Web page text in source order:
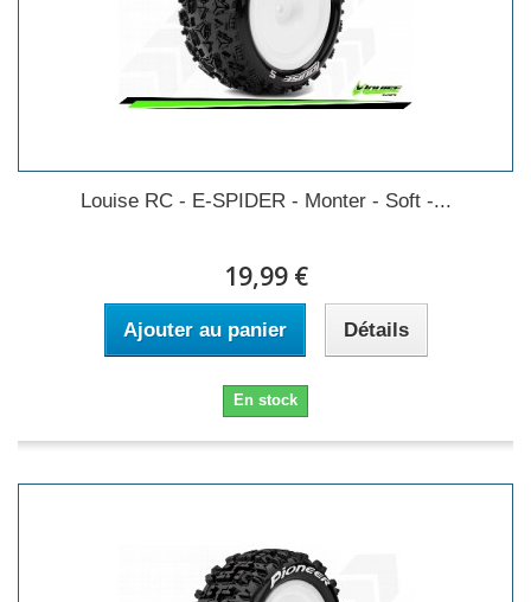
Louise RC - E-SPIDER - Monter - Soft -...
19,99 €
Ajouter au panier Détails
En stock